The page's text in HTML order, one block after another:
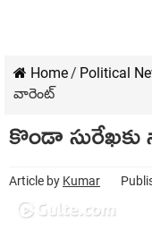
Home/ Political
వారెంట్
కొండా
Article by Kumar